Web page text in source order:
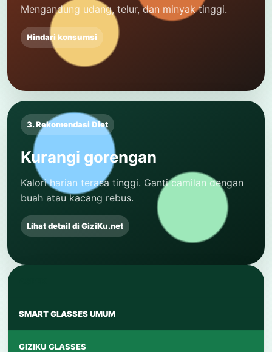
Mengandung udang, telur, dan minyak tinggi.
Hindari konsumsi
3. Rekomendasi Diet
Kurangi gorengan
Kalori harian terasa tinggi. Ganti camilan dengan
buah atau kacang rebus.
Lihat detail di GiziKu.net
SMART GLASSES UMUM
GIZIKU GLASSES